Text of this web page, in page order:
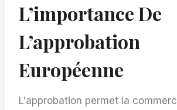
L’importance De
L’approbation
Européenne
L'approbation permet la